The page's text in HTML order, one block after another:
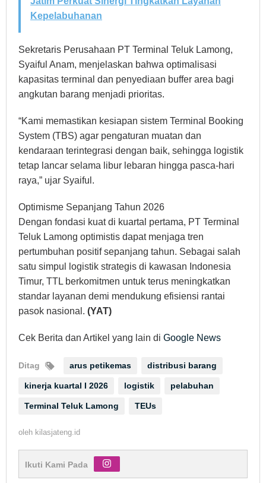
Kepelabuhanan
Sekretaris Perusahaan PT Terminal Teluk Lamong,
Syaiful Anam, menjelaskan bahwa optimalisasi
kapasitas terminal dan penyediaan buffer area bagi
angkutan barang menjadi prioritas.
“Kami memastikan kesiapan sistem Terminal Booking
System (TBS) agar pengaturan muatan dan
kendaraan terintegrasi dengan baik, sehingga logistik
tetap lancar selama libur lebaran hingga pasca-hari
raya,” ujar Syaiful.
Optimisme Sepanjang Tahun 2026
Dengan fondasi kuat di kuartal pertama, PT Terminal
Teluk Lamong optimistis dapat menjaga tren
pertumbuhan positif sepanjang tahun. Sebagai salah
satu simpul logistik strategis di kawasan Indonesia
Timur, TTL berkomitmen untuk terus meningkatkan
standar layanan demi mendukung efisiensi rantai
pasok nasional. (YAT)
Cek Berita dan Artikel yang lain di Google News
Ditag arus petikemas distribusi barang
kinerja kuartal I 2026 logistik pelabuhan
Terminal Teluk Lamong TEUs
oleh kilasjateng.id
Ikuti Kami Pada